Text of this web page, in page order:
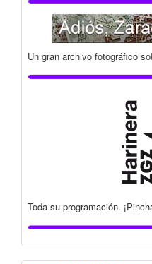
Un gran archivo fotográfico
Toda su programación.